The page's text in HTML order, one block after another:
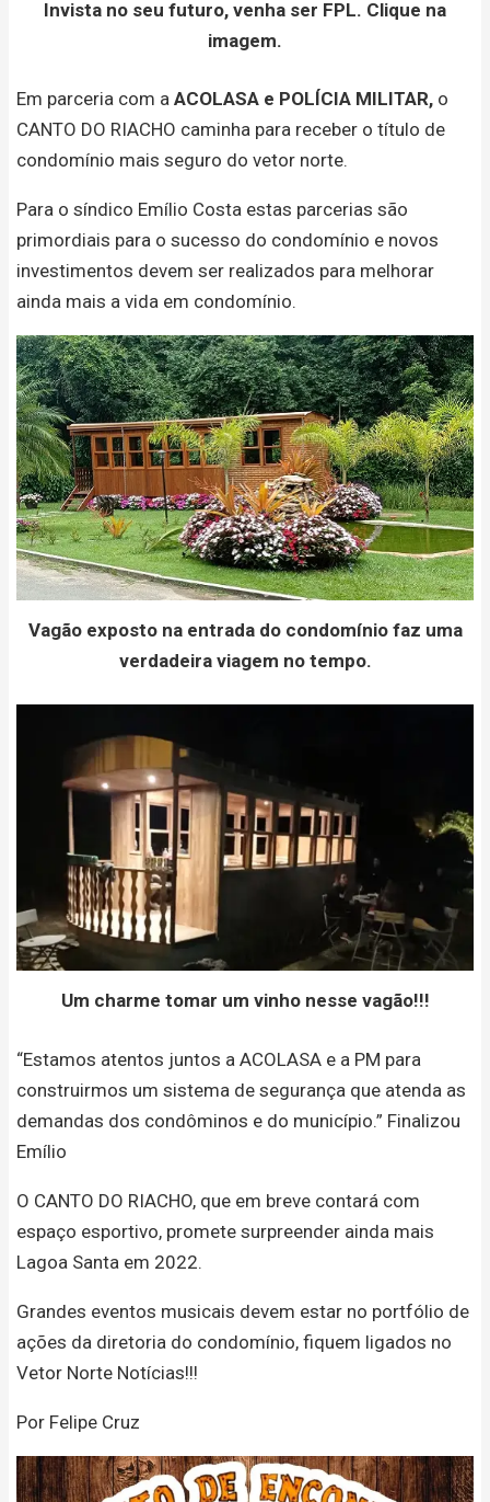
Invista no seu futuro, venha ser FPL. Clique na
imagem.
Em parceria com a ACOLASA e POLÍCIA MILITAR, o
CANTO DO RIACHO caminha para receber o título de
condomínio mais seguro do vetor norte.
Para o síndico Emílio Costa estas parcerias são
primordiais para o sucesso do condomínio e novos
investimentos devem ser realizados para melhorar
ainda mais a vida em condomínio.
Vagão exposto na entrada do condomínio faz uma
verdadeira viagem no tempo.
Um charme tomar um vinho nesse vagão!!!
“Estamos atentos juntos a ACOLASA e a PM para
construirmos um sistema de segurança que atenda as
demandas dos condôminos e do município.” Finalizou
Emílio
O CANTO DO RIACHO, que em breve contará com
espaço esportivo, promete surpreender ainda mais
Lagoa Santa em 2022.
Grandes eventos musicais devem estar no portfólio de
ações da diretoria do condomínio, fiquem ligados no
Vetor Norte Notícias!!!
Por Felipe Cruz